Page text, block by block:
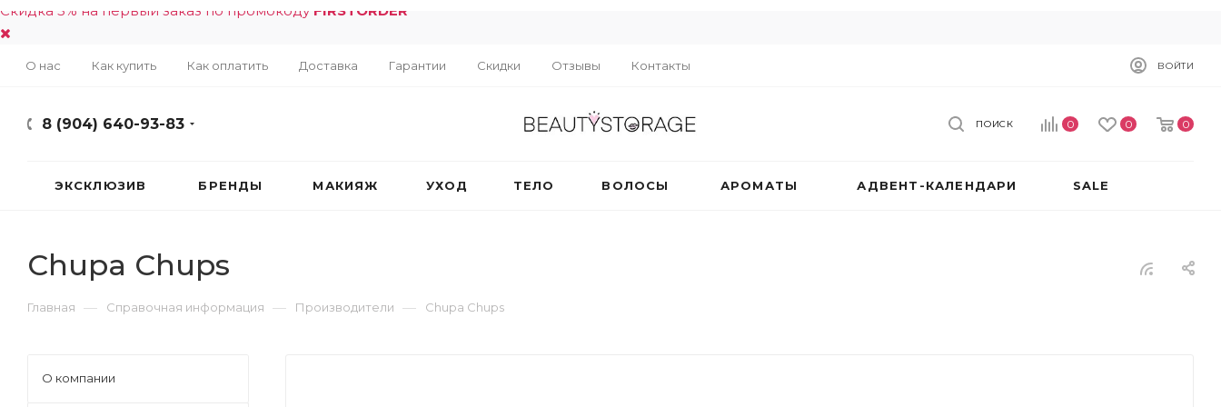
Скидка 5% на первый заказ по промокоду FIRSTORDER
О нас Как купить Как оплатить Доставка Гарантии Скидки Отзывы Контакты ВОЙТИ
8 (904) 640-93-83 0 0 0
ПОИСК
ЭКСКЛЮЗИВ БРЕНДЫ МАКИЯЖ УХОД ТЕЛО ВОЛОСЫ АРОМАТЫ АДВЕНТ-КАЛЕНДАРИ SALE
Chupa Chups
Главная — Справочная информация — Производители — Chupa Chups
О компании